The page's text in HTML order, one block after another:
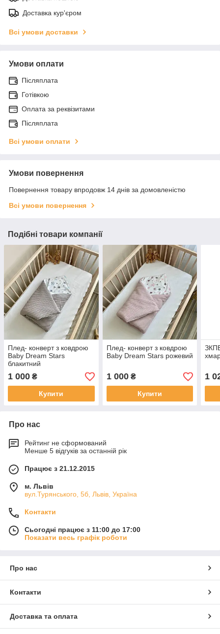
Доставка кур'єром
Всі умови доставки
Умови оплати
Післяплата
Готівкою
Оплата за реквізитами
Післяплата
Всі умови оплати
Умови повернення
Повернення товару впродовж 14 днів за домовленістю
Всі умови повернення
Подібні товари компанії
Плед- конверт з ковдрою
Baby Dream Stars
блакитний
1 000 ₴
Купити
Плед- конверт з ковдрою
Baby Dream Stars рожевий
1 000₴
Купити
1
Про нас
Рейтинг не сформований
Менше 5 відгуків за останній рік
Працює з 21.12.2015
м. Львів
вул.Турянського, 5б, Львів, Україна
Контакти
Сьогодні працює з 11:00 до 17:00
Показати весь графік роботи
Про нас
Контакти
Доставка та оплата